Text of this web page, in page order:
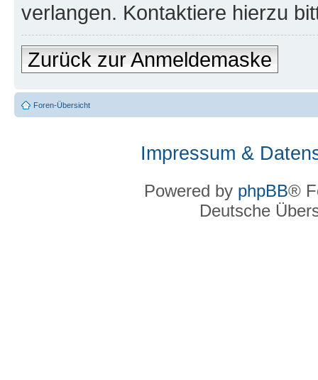
verlangen. Kontaktiere hierzu
Zurück zur Anmeldemaske
Foren-Übersicht
Impressum &
Powered by phpBB®
Deutsche